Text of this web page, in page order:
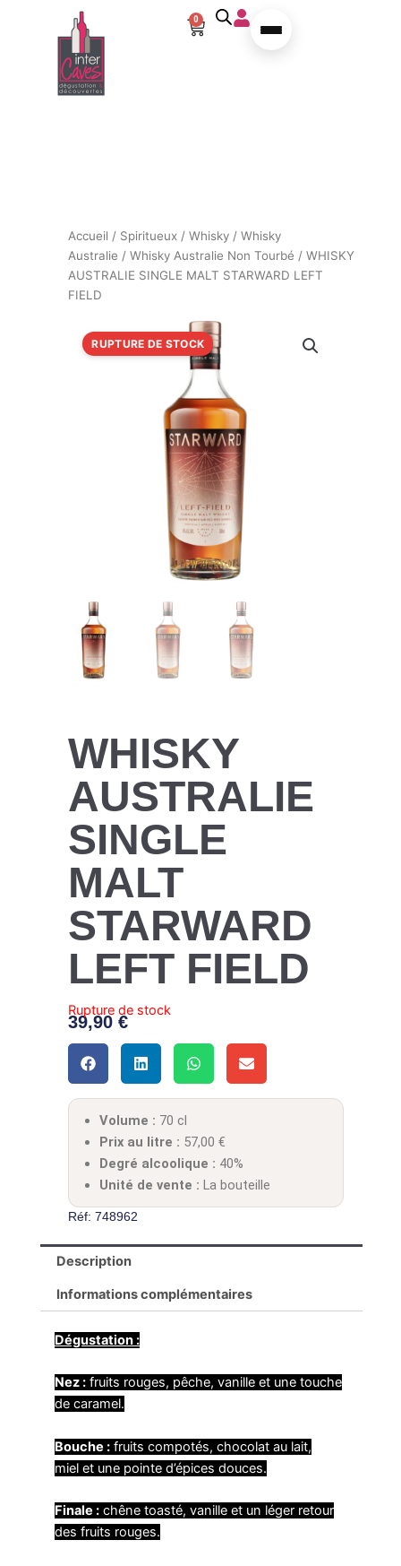
Aller au contenu
0Panier
WHISKY
AUSTRALIE
SINGLE
MALT
STARWARD
LEFT FIELD
39,90€
Rupture de stock
Volume : 70 cl
Prix au litre : 57,00€
Degré alcoolique : 40%
Unité de vente : La bouteille
Réf: 748962
Accueil / Spiritueux /Whisky /Whisky
Australie /Whisky Australie Non Tourbé / WHISKY
AUSTRALIE SINGLE MALT STARWARD LEFT
FIELD
RUPTURE DE STOCK
Description
Informations complémentaires
Dégustation :
Nez : fruits rouges, pêche, vanille et une touche
de caramel.
Bouche : fruits compotés, chocolat au lait,
miel et une pointe d’épices douces.
Finale : chêne toasté, vanille et un léger retour
des fruits rouges.